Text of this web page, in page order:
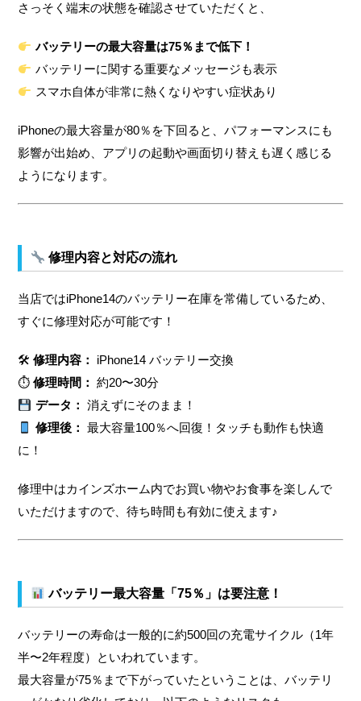
さっそく端末の状態を確認させていただくと、
バッテリーの最大容量は75％まで低下！
バッテリーに関する重要なメッセージも表示
スマホ自体が非常に熱くなりやすい症状あり
iPhoneの最大容量が80％を下回ると、パフォーマンスにも
影響が出始め、アプリの起動や画面切り替えも遅く感じる
ようになります。
修理内容と対応の流れ
当店ではiPhone14のバッテリー在庫を常備しているため、
すぐに修理対応が可能です！
🛠修理内容：
iPhone14 バッテリー交換
⏱修理時間： 約20〜30分
データ： 消えずにそのまま！
修理後： 最大容量100％へ回復！タッチも動作も快適
に！
修理中はカインズホーム内でお買い物やお食事を楽しんで
いただけますので、待ち時間も有効に使えます♪
バッテリー最大容量「75％」は要注意！
バッテリーの寿命は一般的に約500回の充電サイクル（1年
半〜2年程度）といわれています。
最大容量が75％まで下がっていたということは、バッテリ